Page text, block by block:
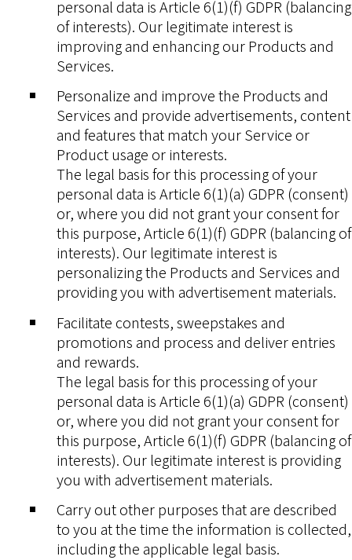
personal data is Article 6(1)(f) GDPR (balancing
of interests). Our legitimate interest is
improving and enhancing our Products and
Services.
Personalize and improve the Products and
Services and provide advertisements, content
and features that match your Service or
Product usage or interests.
The legal basis for this processing of your
personal data is Article 6(1)(a) GDPR (consent)
or, where you did not grant your consent for
this purpose, Article 6(1)(f) GDPR (balancing of
interests). Our legitimate interest is
personalizing the Products and Services and
providing you with advertisement materials.
Facilitate contests, sweepstakes and
promotions and process and deliver entries
and rewards.
The legal basis for this processing of your
personal data is Article 6(1)(a) GDPR (consent)
or, where you did not grant your consent for
this purpose, Article 6(1)(f) GDPR (balancing of
interests). Our legitimate interest is providing
you with advertisement materials.
Carry out other purposes that are described
to you at the time the information is collected,
including the applicable legal basis.